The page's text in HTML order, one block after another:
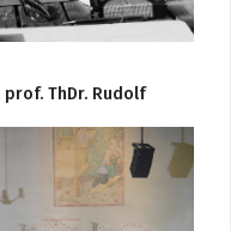
ThDr. Rudolf